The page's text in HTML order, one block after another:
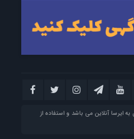
آنلاین می باشد و استفاده از